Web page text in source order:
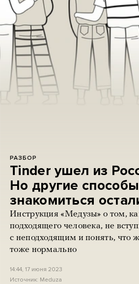
РАЗБОР
Tinder ушел из
Но другие способы
знакомиться
Инструкция «Медузы» о том,
подходящего человека, не
с неподходящим и понять, что
тоже нормально
14:44, 17 июня 2023
Источник: Meduza